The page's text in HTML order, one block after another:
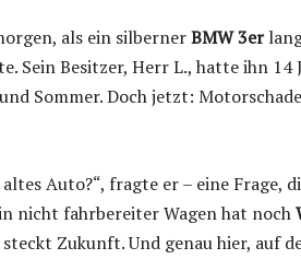
als ein silbernerBMW 3er
Sein Besitzer, Herr L., hatte ihn 14
Sommer. Doch jetzt:
Auto?“, fragte er – eine Frage,
nicht fahrbereiter Wagen hat noch
steckt Zukunft. Und genau hier, auf